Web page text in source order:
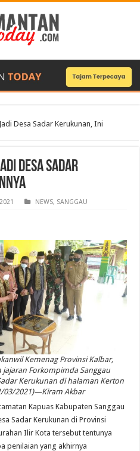
Desa Sadar Kerukunan, Ini
Desa Sadar
NEWS, SANGGAU
Kemenag Provinsi Kalbar,
jajaran Forkompimda Sanggau
Kerukunan di halaman Kerton
03/2021)—Kiram Akbar
Kapuas Kabupaten Sanggau
Sadar Kerukunan di Provinsi
Ilir Kota tersebut tentunya
penilaian yang akhirnya